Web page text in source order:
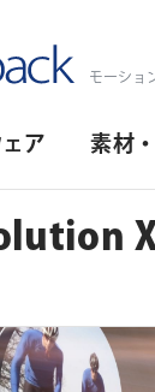
モーショ
ア 素材